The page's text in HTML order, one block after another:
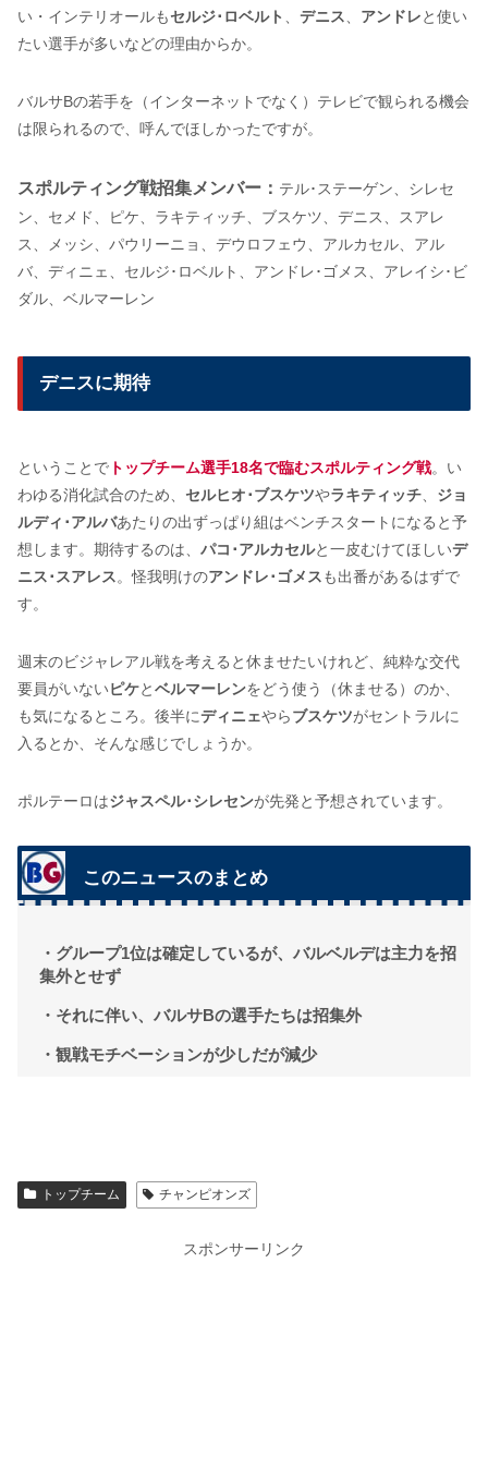
い・インテリオールもセルジ･ロベルト デニス アンドレと使い
たい選手が多いなどの理由からか。
バルサBの若手を（インターネットでなく）テレビで観られる機会
は限られるので、呼んでほしかったですが。
スポルティング戦招集メンバー： テル･ステーゲン、シレセ
ン、セメド、ピケ、ラキティッチ、ブスケツ、デニス、スアレ
ス、メッシ、パウリーニョ、デウロフェウ、アルカセル、アル
バ、ディニェ、セルジ･ロベルト、アンドレ･ゴメス、アレイシ･ビ
ダル、ベルマーレン
デニスに期待
ということで トップチーム選手18名で臨むスポルティング戦。い
わゆる消化試合のため、 セルヒオ･ブスケツやラキティッチ
ジョ
ルディ･アルバあたりの出ずっぱり組はベンチスタートになると予
想します。期待するのは、 パコ･アルカセルと一皮むけてほしいデ
ニス･スアレス。怪我明けのアンドレ･ゴメスも出番があるはずで
す。
週末のビジャレアル戦を考えると休ませたいけれど、純粋な交代
要員がいないピケとベルマーレンをどう使う（休ませる）のか、
も気になるところ。後半にディニェやらブスケツがセントラルに
入るとか、そんな感じでしょうか。
ポルテーロはジャスペル･シレセンが先発と予想されています。
このニュースのまとめ
・グループ1位は確定しているが、バルベルデは主力を招
集外とせず
・それに伴い、バルサBの選手たちは招集外
・観戦モチベーションが少しだが減少
トップチーム チャンピオンズ
スポンサーリンク